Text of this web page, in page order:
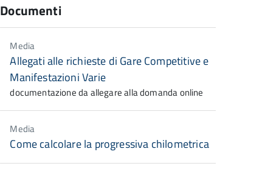
Documenti
Media
Allegati alle richieste di Gare Competitive e
Manifestazioni Varie
documentazione da allegare alla domanda online
Media
Come calcolare la progressiva chilometrica